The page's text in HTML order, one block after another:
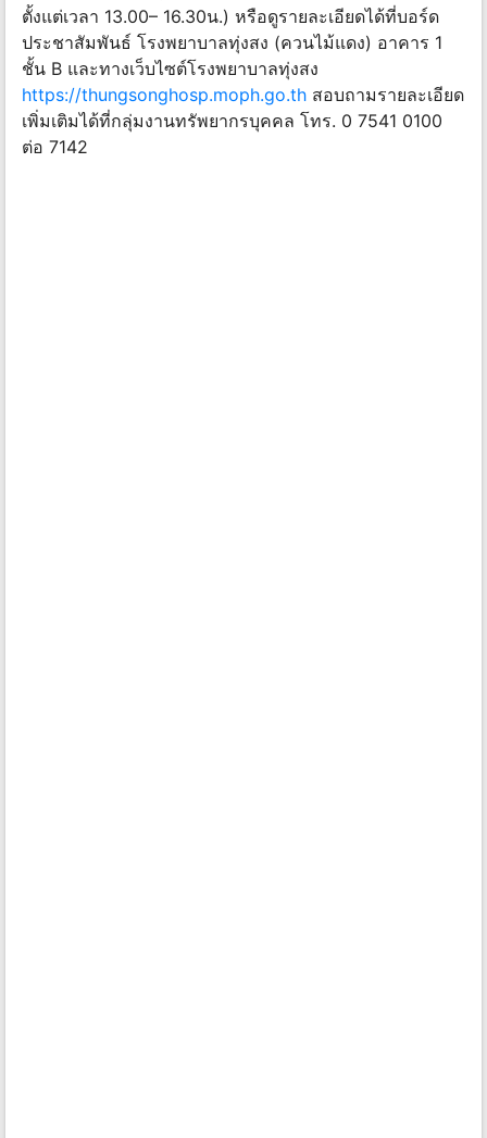
ตั้งแต่เวลา 13.00– 16.30น.) หรือดูรายละเอียดได้ที่บอร์ด
ประชาสัมพันธ์ โรงพยาบาลทุ่งสง (ควนไม้แดง) อาคาร 1
ชั้น B และทางเว็บไซต์โรงพยาบาลทุ่งสง
https://thungsonghosp.moph.go.th สอบถามรายละเอียด
เพิ่มเติมได้ที่กลุ่มงานทรัพยากรบุคคล โทร. 0 7541 0100
ต่อ 7142